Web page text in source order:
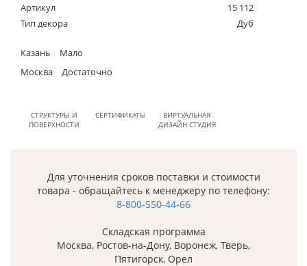
Артикул
15 112
Тип декора
Дуб
Казань
Мало
Москва
Достаточно
СТРУКТУРЫ И
ПОВЕРХНОСТИ
СЕРТИФИКАТЫ
ВИРТУАЛЬНАЯ
ДИЗАЙН СТУДИЯ
Для уточнения сроков поставки и стоимости
товара - обращайтесь к менеджеру по телефону:
8-800-550-44-66
Складская программа
Москва, Ростов-на-Дону, Воронеж, Тверь,
Пятигорск, Орел